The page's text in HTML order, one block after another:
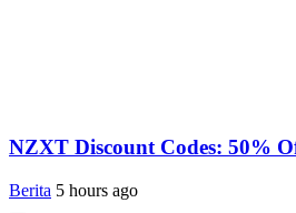
NZXT Discount Codes: 50%
Berita 5 hours ago